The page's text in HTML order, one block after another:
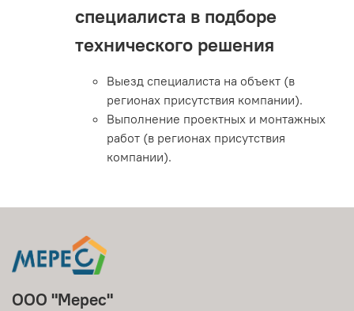
специалиста в подборе
технического решения
Выезд специалиста на объект (в
регионах присутствия компании).
Выполнение проектных и монтажных
работ (в регионах присутствия
компании).
ООО "Мерес"